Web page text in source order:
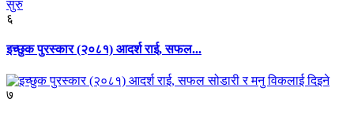
६
इच्छुक पुरस्कार (२०८१) आदर्श राई, सफल...
७